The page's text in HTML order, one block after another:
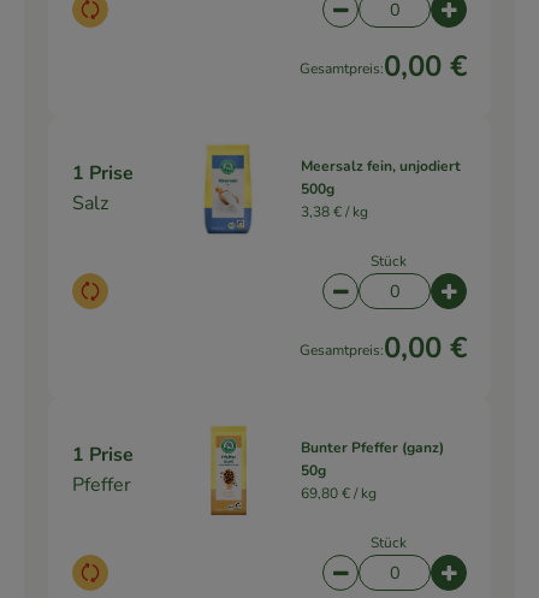
Auswahl ändern Artikelanzahl
Gesamtpreis:0,00 €
1 Prise
Salz
Auswahl ändern
Meersalz fein, unjodiert
500g
3,38 € /kg
Stück
Artikelanzahl
Gesamtpreis:0,00 €
1 Prise
Pfeffer
Auswahl ändern
Bunter Pfeffer (ganz)
50g
69,80 € /kg
Stück
Artikelanzahl